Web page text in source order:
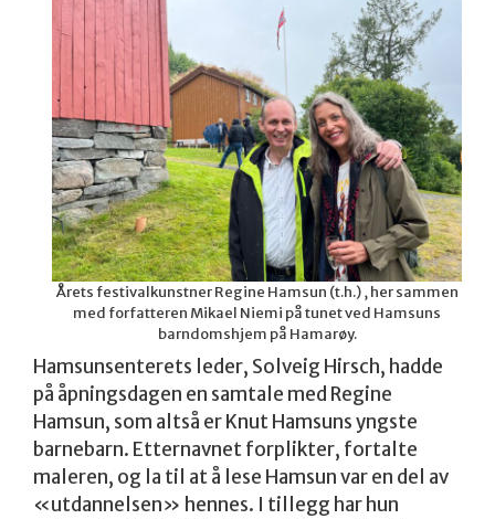
Årets festivalkunstner Regine Hamsun (t.h.) , her sammen
med forfatteren Mikael Niemi på tunet ved Hamsuns
barndomshjem på Hamarøy.
Hamsunsenterets leder, Solveig Hirsch, hadde
på åpningsdagen en samtale med Regine
Hamsun, som altså er Knut Hamsuns yngste
barnebarn. Etternavnet forplikter, fortalte
maleren, og la til at å lese Hamsun var en del av
«utdannelsen» hennes. I tillegg har hun